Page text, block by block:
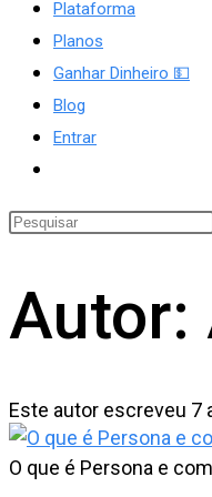
site
Plataforma
Planos
Ganhar Dinheiro 💵
Blog
Entrar
do
Autor:
Este autor escreveu 7
O que é Persona e